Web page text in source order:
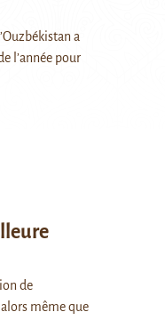
a
l’année pour
de
même que